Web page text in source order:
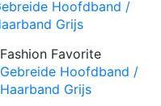
Fashion Favorite
Gebreide Hoofdband /
Haarband Grijs